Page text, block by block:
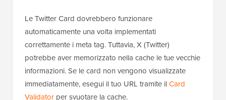
Le Twitter Card dovrebbero funzionare
automaticamente una volta implementati
correttamente i meta tag. Tuttavia, X (Twitter)
potrebbe aver memorizzato nella cache le tue vecchie
informazioni. Se le card non vengono visualizzate
immediatamente, esegui il tuo URL tramite ilCard
Validator per svuotare la cache.